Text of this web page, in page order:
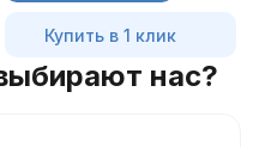
Купить в 1 клик
нас?